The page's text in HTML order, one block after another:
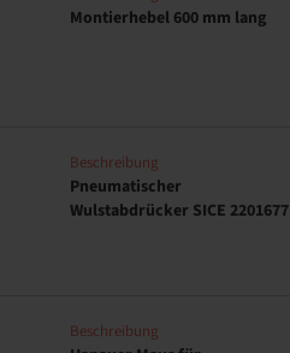
Montierhebel 600 mm lang
Beschreibung
Pneumatischer
Wulstabdrücker SICE 2201677
Beschreibung